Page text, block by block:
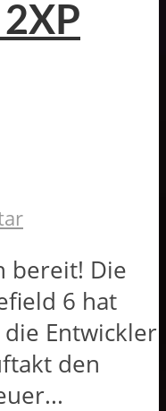
bereit! Die
6 hat
Entwickler
den